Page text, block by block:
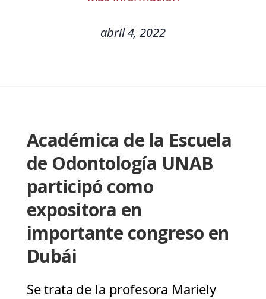
abril 4, 2022
Académica de la Escuela
de Odontología UNAB
participó como
expositora en
importante congreso en
Dubái
Se trata de la profesora Mariely